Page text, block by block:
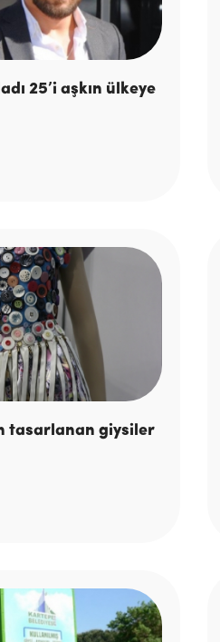
25’i aşkın ülkeye
tasarlanan giysiler